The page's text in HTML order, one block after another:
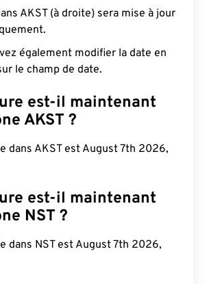
AKST (à droite) sera mise à jour
également modifier la date en
le champ de date.
est-il maintenant
AKST ?
dans AKST est August 7th 2026,
est-il maintenant
NST ?
dans NST est August 7th 2026,